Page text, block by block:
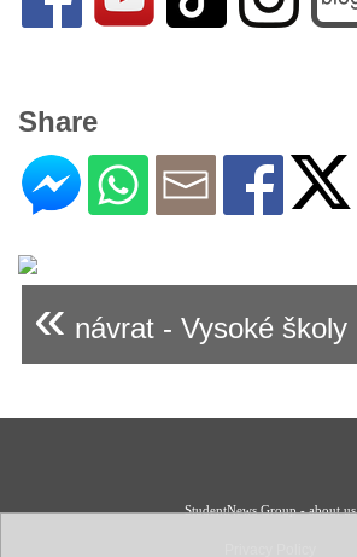
Share
« návrat - Vysoké školy
StudentNews Group - about us